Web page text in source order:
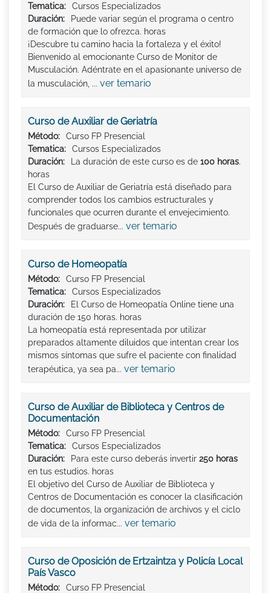
Tematica:
Cursos Especializados
Duración:
Puede variar según el programa o centro
de formación que lo ofrezca. horas
¡Descubre tu camino hacia la fortaleza y el éxito!
Bienvenido al emocionante Curso de Monitor de
Musculación. Adéntrate en el apasionante universo de
la musculación, ... ver temario
Curso de Auxiliar de Geriatría
Método:
Curso FP Presencial
Tematica:
Cursos Especializados
Duración:
La duración de este curso es de 100 horas.
horas
El Curso de Auxiliar de Geriatría está diseñado para
comprender todos los cambios estructurales y
funcionales que ocurren durante el envejecimiento.
Después de graduarse... ver temario
Curso de Homeopatía
Método:
Curso FP Presencial
Tematica:
Cursos Especializados
Duración:
El Curso de Homeopatía Online tiene una
duración de 150 horas. horas
La homeopatía está representada por utilizar
preparados altamente diluidos que intentan crear los
mismos síntomas que sufre el paciente con finalidad
terapéutica, ya sea pa... ver temario
Curso de Auxiliar de Biblioteca y Centros de
Documentación
Método:
Curso FP Presencial
Tematica:
Cursos Especializados
Duración:
Para este curso deberás invertir 250 horas
en tus estudios. horas
El objetivo del Curso de Auxiliar de Biblioteca y
Centros de Documentación es conocer la clasificación
de documentos, la organización de archivos y el ciclo
de vida de la informac... ver temario
Curso de Oposición de Ertzaintza y Policía Local
País Vasco
Método:
Curso FP Presencial